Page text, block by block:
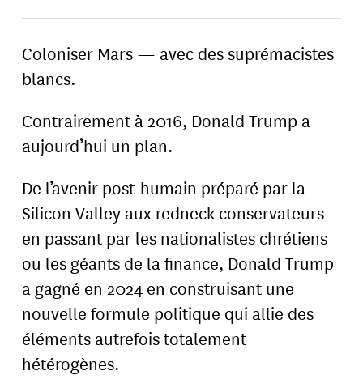
Coloniser Mars — avec des suprémacistes
blancs.
Contrairement à 2016, Donald Trump a
aujourd’hui un plan.
De l’avenir post-humain préparé par la
Silicon Valley aux redneck conservateurs
en passant par les nationalistes chrétiens
ou les géants de la finance, Donald Trump
a gagné en 2024 en construisant une
nouvelle formule politique qui allie des
éléments autrefois totalement
hétérogènes.